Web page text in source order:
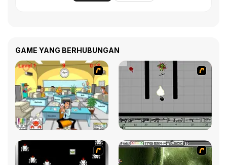
GAME YANG BERHUBUNGAN